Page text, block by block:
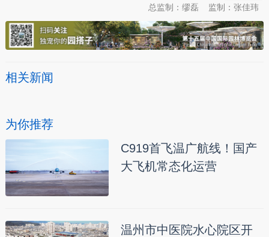
监制：张佳玮
总监制：缪磊
相关新闻
为你推荐
C919首飞温广航线！国产
大飞机常态化运营
温州市中医院水心院区开